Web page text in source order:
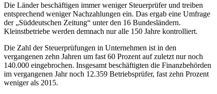
Die Länder beschäftigen immer weniger Steuerprüfer und treiben
entsprechend weniger Nachzahlungen ein. Das ergab eine Umfrage
der „Süddeutschen Zeitung“ unter den 16 Bundesländern.
Kleinstbetriebe werden demnach nur alle 150 Jahre kontrolliert.
Die Zahl der Steuerprüfungen in Unternehmen ist in den
vergangenen zehn Jahren um fast 60 Prozent auf zuletzt nur noch
140.000 eingebrochen. Insgesamt beschäftigten die Finanzbehörden
im vergangenen Jahr noch 12.359 Betriebsprüfer, fast zehn Prozent
weniger als 2015.